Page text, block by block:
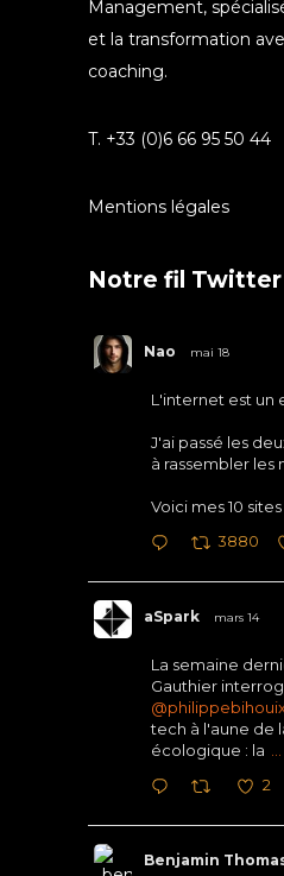
Management,
et la transformation
coaching.
T. +33 (0)6 66 95 50 44
Mentions légales
Notre fil Twitter
Nao mai 18
L'internet est un
J'ai passé les
à rassembler les
Voici mes 10 sites
3880
aSpark mars 14
La semaine
Gauthier
tech à l'aune de
écologique : la
2
Benjamin